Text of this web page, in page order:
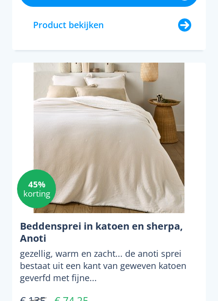
Product bekijken
45%
korting
Beddensprei in katoen en sherpa,
Anoti
gezellig, warm en zacht... de anoti sprei
bestaat uit een kant van geweven katoen
geverfd met fijne...